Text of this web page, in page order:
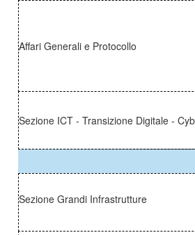
Affari Generali e Protocollo
Sezione ICT - Transizione Digitale -
Sezione Grandi Infrastrutture